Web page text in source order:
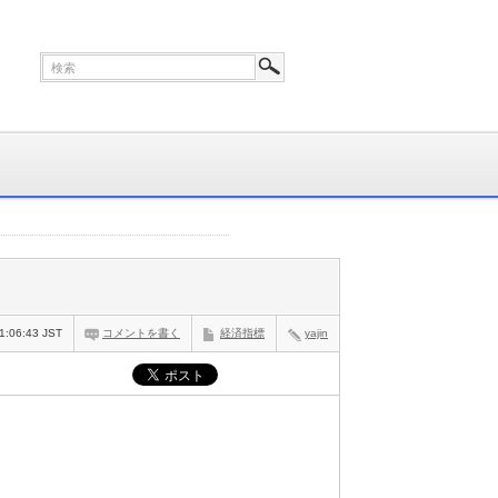
yajin
経済指標
コメントを書く
JST